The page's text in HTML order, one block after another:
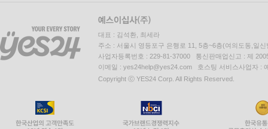
대표 : 김석환, 최세라
주소 : 서울시 영등포구 은행로 11, 5층~6층(여의도동,일신
사업자등록번호 : 229-81-37000 통신판매업신고 : 제
이메일 : yes24help@yes24.com 호스팅 서비스사업자 :
Copyright ⓒ YES24 Corp. All Rights Reserved.